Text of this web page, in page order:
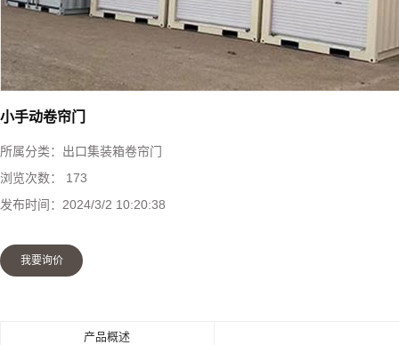
防火卷帘门
小手动卷帘门
所属分类： 出口集装箱卷帘门
浏览次数：
173
发布时间： 2024/3/2 10:20:38
我要询价
产品概述